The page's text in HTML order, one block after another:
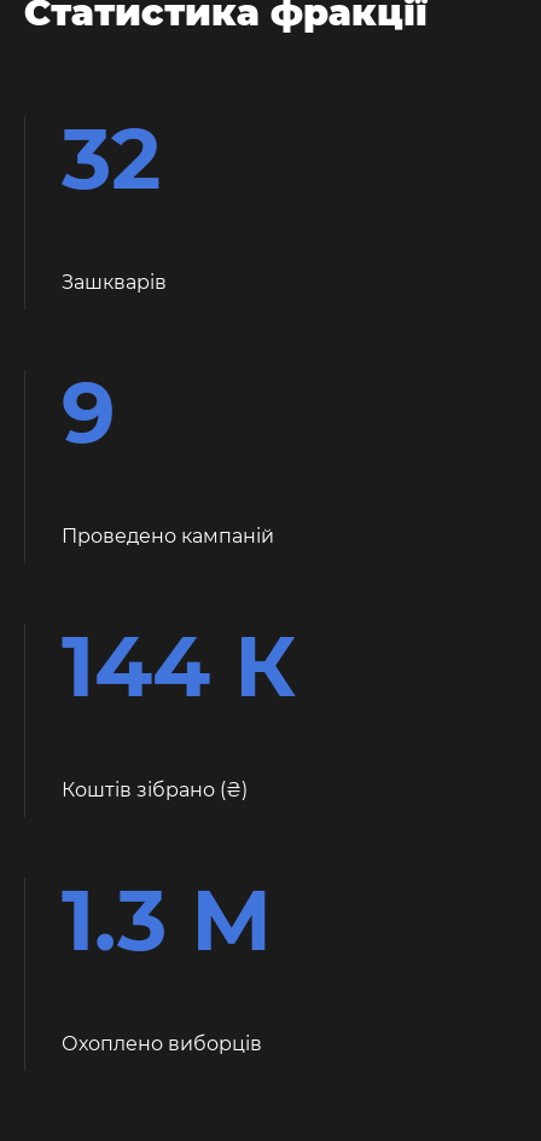
Статистика фракції
32
Зашкварiв
9
Проведено кампаній
144 К
Коштів зібрано ( )
1.3 М
Охоплено виборців